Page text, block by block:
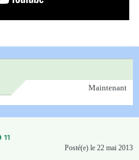
Maintenant
11
Posté(e) le 22 mai 2013